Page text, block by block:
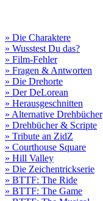
» Die Charaktere
» Wusstest Du das?
» Film-Fehler
» Fragen & Antworten
» Die Drehorte
» Der DeLorean
» Herausgeschnitten
» Alternative Drehbücher
» Drehbücher & Scripte
» Tribute an ZidZ
» Courthouse Square
» Hill Valley
» Die Zeichentrickserie
» BTTF: The Ride
» BTTF: The Game